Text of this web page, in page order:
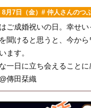
8月7日（金） # 仲人さんのつ
ご成婚祝いの日。幸せ
聞けると思うと、今から
ます。
一日に立ち会えることに
傳田栞織